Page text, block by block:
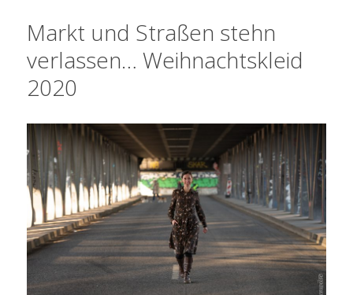
Markt und Straßen stehn
verlassen… Weihnachtskleid
2020